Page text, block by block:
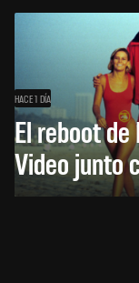
HACE 1 DÍA
El reboot
Video junto